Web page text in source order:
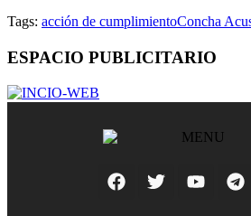
Tags: acción de cumplimientoConcha
ESPACIO PUBLICITARIO